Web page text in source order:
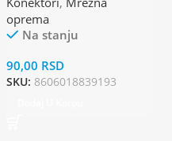
oprema
Na stanju
90,00 RSD
SKU: 8606018839193